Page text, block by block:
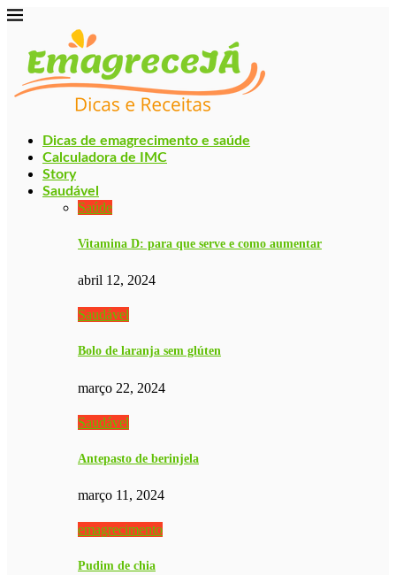
Dicas de emagrecimento e saúde
Calculadora de IMC
Story
Saudável
Saúde
Vitamina D: para que serve e como aumentar
abril 12, 2024
Saudável
Bolo de laranja sem glúten
março 22, 2024
Saudável
Antepasto de berinjela
março 11, 2024
emagrecimento
Pudim de chia